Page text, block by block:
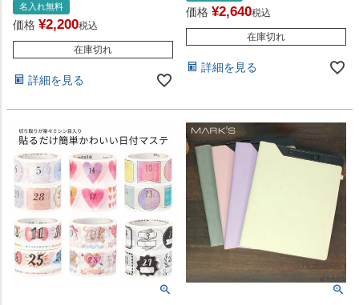
名入れ無料
価格 ¥2,200税込
在庫切れ
詳細を見る
価格 ¥2,640税込
在庫切れ
詳細を見る